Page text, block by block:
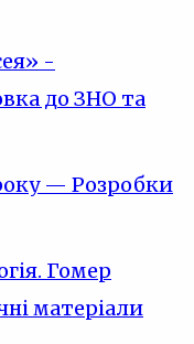
-
до ЗНО та
— Розробки
Гомер
матеріали